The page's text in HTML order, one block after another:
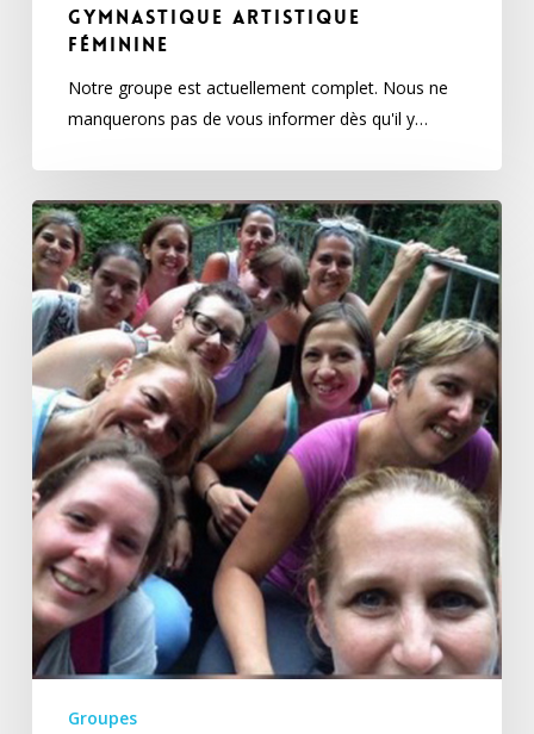
Gymnastique artistique
féminine
Notre groupe est actuellement complet. Nous ne
manquerons pas de vous informer dès qu'il y…
Team
tonic
Groupes